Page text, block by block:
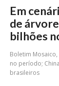
Em
de
bilhões
Boletim
no período;
brasileiros